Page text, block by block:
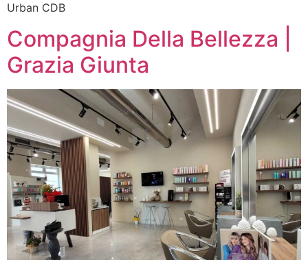
Urban CDB
Compagnia Della Bellezza |
Grazia Giunta